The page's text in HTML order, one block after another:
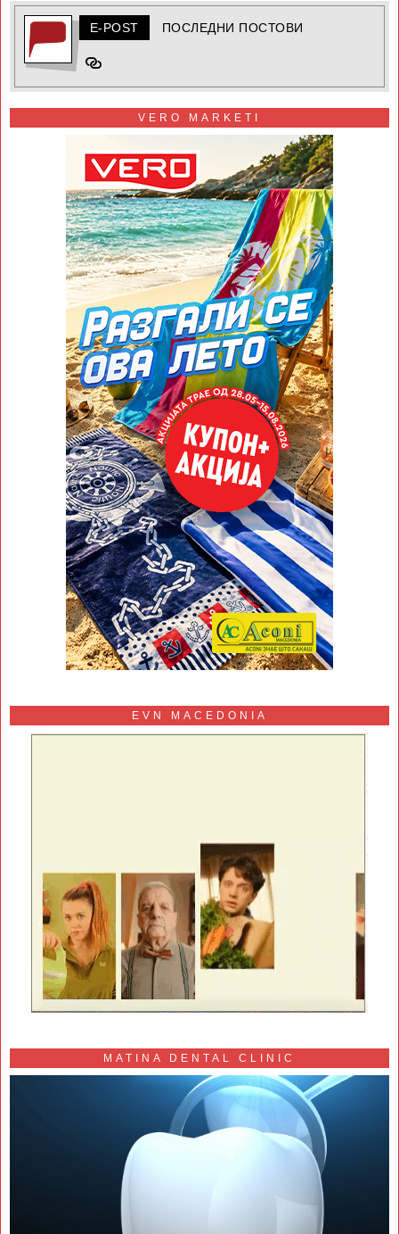
E-POST ПОСЛЕДНИ ПОСТОВИ
VERO MARKETI
EVN MACEDONIA
MATINA DENTAL CLINIC